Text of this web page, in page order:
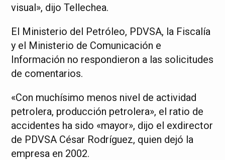
visual», dijo Tellechea.
El Ministerio del Petróleo, PDVSA, la Fiscalía
y el Ministerio de Comunicación e
Información no respondieron a las solicitudes
de comentarios.
«Con muchísimo menos nivel de actividad
petrolera, producción petrolera», el ratio de
accidentes ha sido «mayor», dijo el exdirector
de PDVSA César Rodríguez, quien dejó la
empresa en 2002.